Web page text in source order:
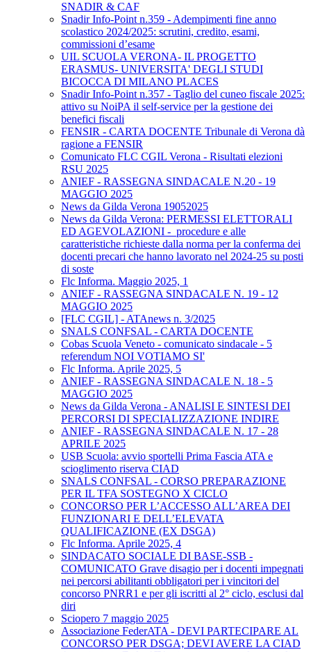
SNADIR & CAF
Snadir Info-Point n.359 - Adempimenti fine anno
scolastico 2024/2025: scrutini, credito, esami,
commissioni d’esame
UIL SCUOLA VERONA- IL PROGETTO
ERASMUS- UNIVERSITA' DEGLI STUDI
BICOCCA DI MILANO PLACES
Snadir Info-Point n.357 - Taglio del cuneo fiscale 2025:
attivo su NoiPA il self-service per la gestione dei
benefici fiscali
FENSIR - CARTA DOCENTE Tribunale di Verona dà
ragione a FENSIR
Comunicato FLC CGIL Verona - Risultati elezioni
RSU 2025
ANIEF - RASSEGNA SINDACALE N.20 - 19
MAGGIO 2025
News da Gilda Verona 19052025
News da Gilda Verona: PERMESSI ELETTORALI
ED AGEVOLAZIONI - procedure e alle
caratteristiche richieste dalla norma per la conferma dei
docenti precari che hanno lavorato nel 2024-25 su posti
di soste
Flc Informa. Maggio 2025, 1
ANIEF - RASSEGNA SINDACALE N. 19 - 12
MAGGIO 2025
[FLC CGIL] - ATAnews n. 3/2025
SNALS CONFSAL - CARTA DOCENTE
Cobas Scuola Veneto - comunicato sindacale - 5
referendum NOI VOTIAMO SI'
Flc Informa. Aprile 2025, 5
ANIEF - RASSEGNA SINDACALE N. 18 - 5
MAGGIO 2025
News da Gilda Verona - ANALISI E SINTESI DEI
PERCORSI DI SPECIALIZZAZIONE INDIRE
ANIEF - RASSEGNA SINDACALE N. 17 - 28
APRILE 2025
USB Scuola: avvio sportelli Prima Fascia ATA e
scioglimento riserva CIAD
SNALS CONFSAL - CORSO PREPARAZIONE
PER IL TFA SOSTEGNO X CICLO
CONCORSO PER L’ACCESSO ALL’AREA DEI
FUNZIONARI E DELL’ELEVATA
QUALIFICAZIONE (EX DSGA)
Flc Informa. Aprile 2025, 4
SINDACATO SOCIALE DI BASE-SSB -
COMUNICATO Grave disagio per i docenti impegnati
nei percorsi abilitanti obbligatori per i vincitori del
concorso PNRR1 e per gli iscritti al 2° ciclo, esclusi dal
diri
Sciopero 7 maggio 2025
Associazione FederATA - DEVI PARTECIPARE AL
CONCORSO PER DSGA; DEVI AVERE LA CIAD